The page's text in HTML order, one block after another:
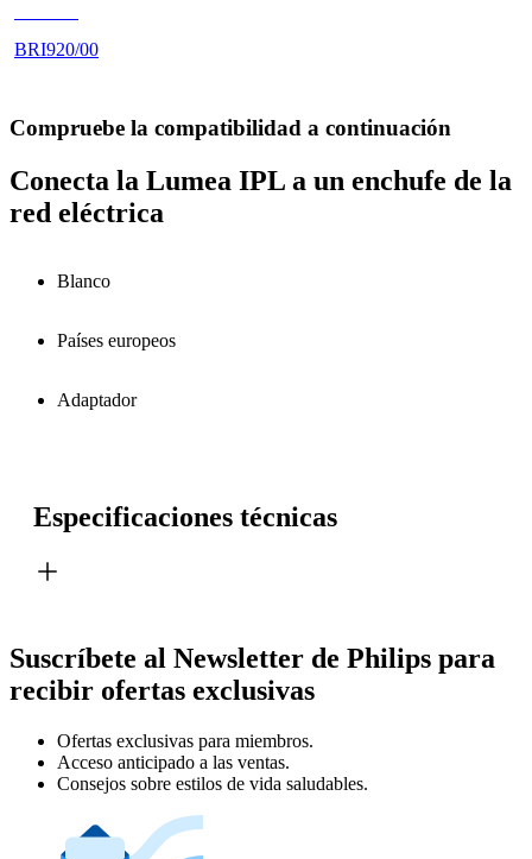
BRI920/00
Compruebe la compatibilidad a continuación
Conecta la Lumea IPL a un enchufe de la
red eléctrica
Blanco
Países europeos
Adaptador
Especificaciones técnicas
Suscríbete al Newsletter de Philips para
recibir ofertas exclusivas
Ofertas exclusivas para miembros.
Acceso anticipado a las ventas.
Consejos sobre estilos de vida saludables.